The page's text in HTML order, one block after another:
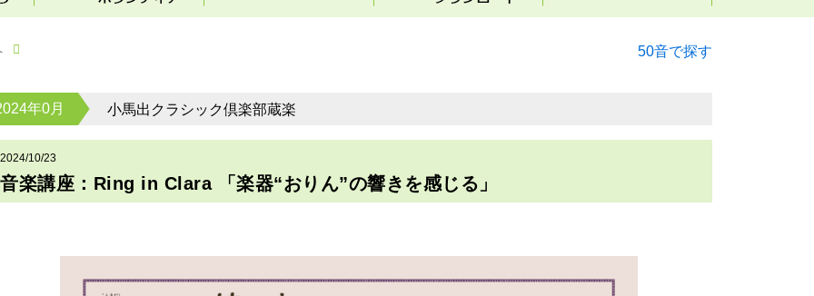
50音で探す
年0月 小馬出クラシック倶楽部蔵楽
2024/10/23
音楽講座：Ring in Clara 「楽器“おりん”の響きを感じる」